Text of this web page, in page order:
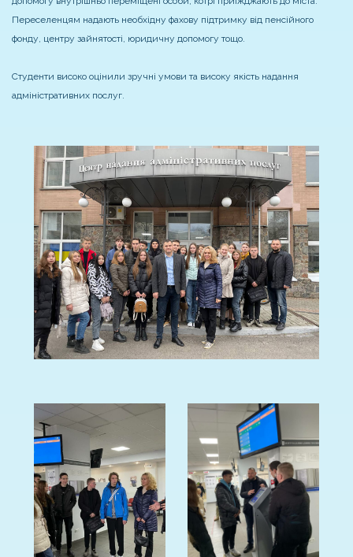
Переселенцям надають необхідну фахову підтримку від пенсійного
фонду, центру зайнятості, юридичну допомогу тощо.
Студенти високо оцінили зручні умови та високу якість надання
адміністративних послуг.